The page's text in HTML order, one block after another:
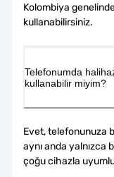
Kolombiya
kullanabilirsiniz.
Telefonumda
kullanabilir miyim?
Evet, telefonunuza
aynı anda yalnızca
çoğu cihazla